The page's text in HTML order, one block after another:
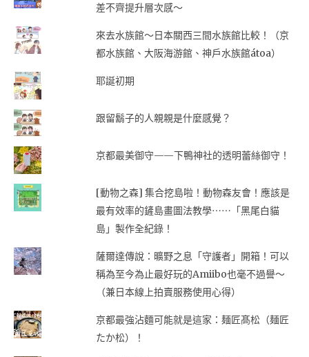
差不齊提升層次感～
來去水族館～日本關西三間水族館比較！（京
都水族館、大阪海游館、神戶水族館átoa）
耶誕初期
跟留鬍子的人親親是什麼感覺？
京都最美御守——下鴨神社的透明蕾絲御守！
[動物之森] 集合挖島啦！動物森友會！應該是
最有效率的鏟島畫圖法教學⋯⋯「黑尾白貓
島」製作全紀錄！
薩爾達傳說：曠野之息「守護者」開箱！可以
稱為至今為止最好玩的Amiibo也毫不過譽～
（兼日本線上拍賣服務使用心得）
京都最強沾麵可能就是這家：麺匠髙松（麺匠
たか松）！